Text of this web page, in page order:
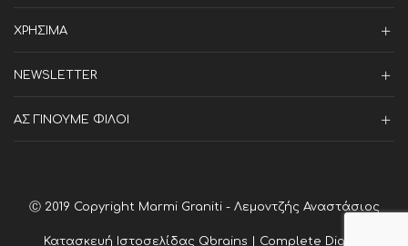
ΧΡΗΣΙΜΑ
NEWSLETTER
ΑΣ ΓΙΝΟΥΜΕ ΦΙΛΟΙ
Ⓒ 2019 Copyright Marmi Graniti - Λεμοντζής Αναστάσιος
Κατασκευή Ιστοσελίδας Qbrains | Complete Digital